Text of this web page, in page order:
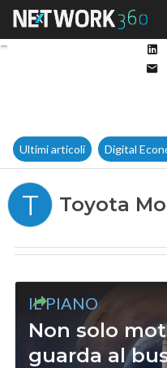
Ultimi articoli Digital
T Toyota
IL PIANO
Non solo
guarda al